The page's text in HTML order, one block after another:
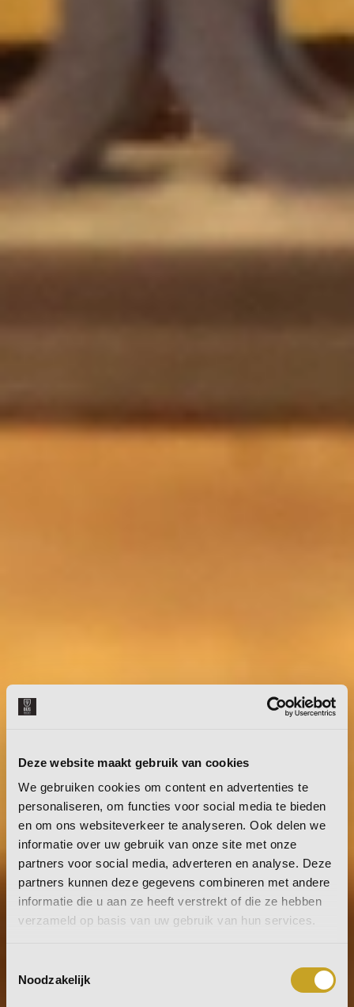
Deze website maakt gebruik van cookies
We gebruiken cookies om content en advertenties te
personaliseren, om functies voor social media te bieden
en om ons websiteverkeer te analyseren. Ook delen we
informatie over uw gebruik van onze site met onze
partners voor social media, adverteren en analyse. Deze
partners kunnen deze gegevens combineren met andere
informatie die u aan ze heeft verstrekt of die ze hebben
verzameld op basis van uw gebruik van hun services.
Noodzakelijk